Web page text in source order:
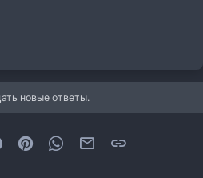
новые ответы.
Reddit PinterestWhatsAppЭлектронная почта